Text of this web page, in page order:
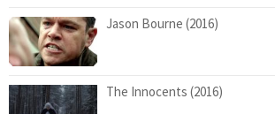
Jason Bourne (2016)
The Innocents (2016)